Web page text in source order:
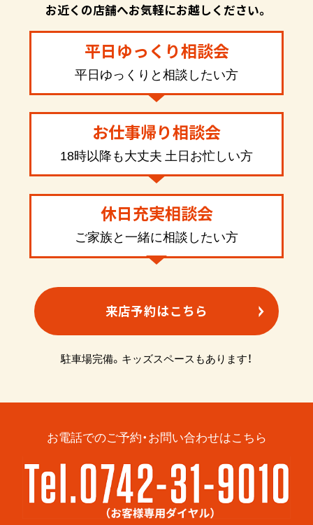
お近くの店舗へお気軽にお越しください。
平日ゆっくり相談会
平日ゆっくりと相談したい方
お仕事帰り相談会
18時以降も大丈夫 土日お忙しい方
休日充実相談会
ご家族と一緒に相談したい方
来店予約はこちら
駐車場完備。キッズスペースもあります！
お電話でのご予約・お問い合わせはこちら